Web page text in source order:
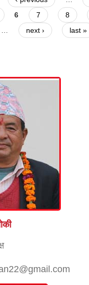
6 7 8
next › last »